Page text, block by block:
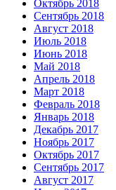
Октябрь 2018
Сентябрь 2018
Август 2018
Июль 2018
Июнь 2018
Май 2018
Апрель 2018
Март 2018
Февраль 2018
Январь 2018
Декабрь 2017
Ноябрь 2017
Октябрь 2017
Сентябрь 2017
Август 2017